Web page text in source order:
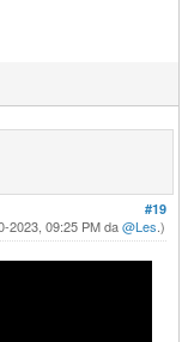
#19
2023, 09:25 PM da@Les .)